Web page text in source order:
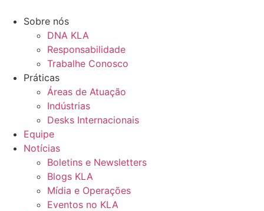
para
conteúdo
Sobre nós
DNA KLA
Responsabilidade
Trabalhe Conosco
Práticas
Áreas de Atuação
Indústrias
Desks Internacionais
Equipe
Notícias
Boletins e Newsletters
Blogs KLA
Mídia e Operações
Eventos no KLA